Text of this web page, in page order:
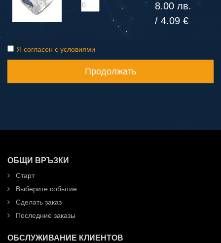
8.00 лв.
/ 4.09 €
Я согласен с условиями
Продолжать
ОБЩИ ВРЪЗКИ
Старт
Выберите событие
Сделать заказ
Последние заказы
ОБСЛУЖИВАНИЕ КЛИЕНТОВ